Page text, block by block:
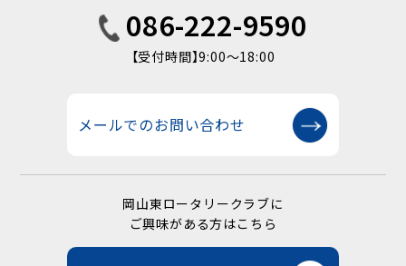
086-222-9590
【受付時間】9:00〜18:00
メールでのお問い合わせ
岡山東ロータリークラブに
ご興味がある方はこちら